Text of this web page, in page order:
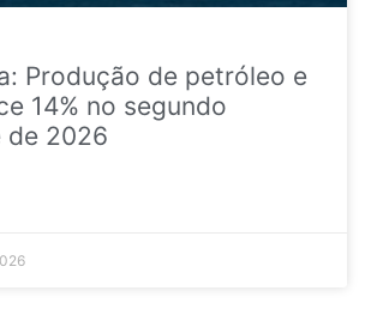
Produção de petróleo e
14% no segundo
de 2026